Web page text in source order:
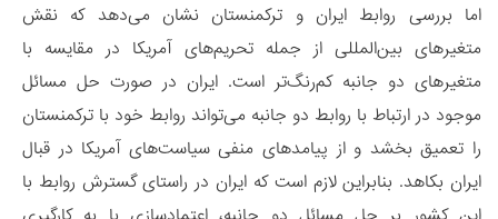
اما بررسی روابط ایران و ترکمنستان نشان می‌دهد که نقش
متغیرهای بین‌المللی از جمله تحریم‌های آمریکا در مقایسه با
متغیرهای دو جانبه کم‌رنگ‌تر است. ایران در صورت حل مسائل
موجود در ارتباط با روابط دو جانبه می‌تواند روابط خود با ترکمنستان
را تعمیق بخشد و از پیامدهای منفی سیاست‌های آمریکا در قبال
ایران بکاهد. بنابراین لازم است که ایران در راستای گسترش روابط با